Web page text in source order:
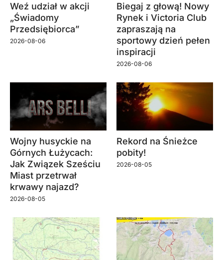
Weź udział w akcji
„Świadomy
Przedsiębiorca”
2026-08-06
Biegaj z głową! Nowy
Rynek i Victoria Club
zapraszają na
sportowy dzień pełen
inspiracji
2026-08-06
Wojny husyckie na
Górnych Łużycach:
Jak Związek Sześciu
Miast przetrwał
krwawy najazd?
2026-08-05
Rekord na Śnieżce
pobity!
2026-08-05